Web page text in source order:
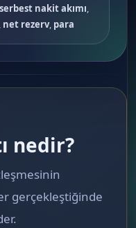
serbest nakit akımı,
, net rezerv, para
nedir?
gerçekleştiğinde